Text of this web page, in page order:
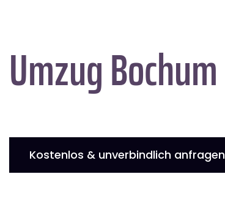
Umzug Bochum
Kostenlos & unverbindlich anfragen